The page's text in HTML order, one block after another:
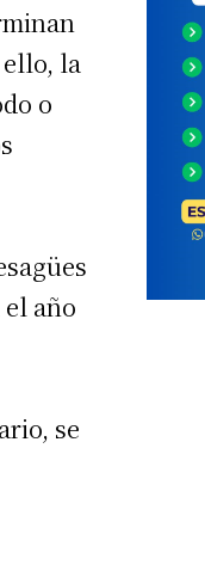
la
o
año
se